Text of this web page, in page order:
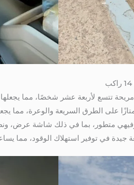
على الطرق السريعة والوعرة، مما
متطور، بما في ذلك شاشة عرض،
جيدة في توفير استهلاك الوقود، مما